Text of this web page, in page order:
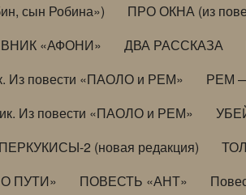
сын Робина»)
ПРО ОКНА (из
«АФОНИ» ДВА РАССКАЗА
Из повести «ПАОЛО и РЕМ»
РЕМ
Из повести «ПАОЛО и РЕМ»
2 (новая редакция)
ПУТИ» ПОВЕСТЬ «АНТ»